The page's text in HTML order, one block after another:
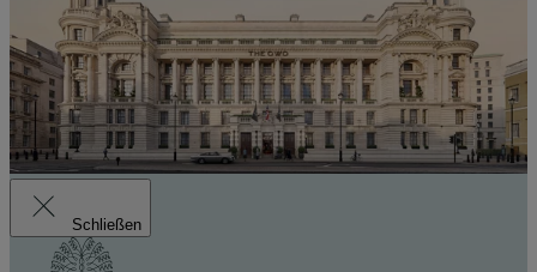
Schließen